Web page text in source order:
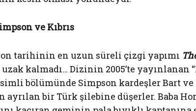
ve Kıbrıs
tarihinin en uzun süreli çizgi yapımı
kalmadı… Dizinin 2005’te yayınlanan
bölümünde Simpson kardeşler Bart ve
ayrılan bir Türk şilebine düşerler. Baba